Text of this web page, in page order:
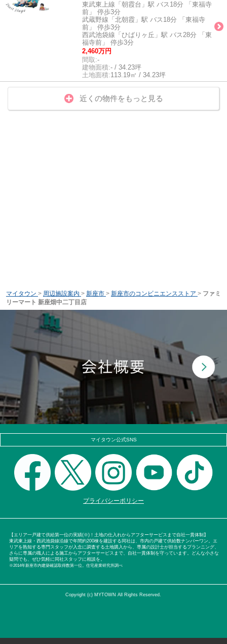
東武東上線「朝霞台」駅 バス18分 「東福寺
前」 停歩3分
武蔵野線「北朝霞」駅 バス18分 「東福寺
前」 停歩3分
西武池袋線「ひばりヶ丘」駅 バス28分 「東
福寺前」 停歩3分
2,460万円
間取:-
建物面積:- / 34.23坪
土地面積:113.19㎡ / 34.23坪
近くの物件をもっと見る
マイタウン > 周辺施設案内 > 新座市 > 新座市のコンビニエンスストア > ファミ
リーマート 新座畑中二丁目店
マイタウン公式SNS
プライバシーポリシー
【エリア一戸建て供給第一位の実績(※)！土地の仕入れからアフターサービスまで自社一貫体制】
東武東上線・西武池袋線沿線で年間約200棟を建設する同社は、市内の戸建て供給数ナンバーワン。エ
リアを熟知する専門スタッフが入念に調査する土地購入から、専属の設計士が担当するプランニング、
さらに専属の職人による施工からアフターサービスまで、自社一貫体制を守っています。どんな小さな
疑問でも、ぜひ気軽に同社スタッフに相談を。
※2014年新座市内建築確認取得数第一位。住宅産業研究所調べ
Copyright (c) MYTOWN All Rights Reserved.